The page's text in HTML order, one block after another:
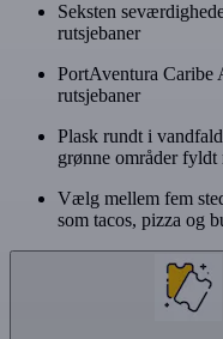
Seksten
rutsjebaner
PortAventura Caribe
rutsjebaner
Plask rundt i
grønne områder fyldt
Vælg mellem fem
som tacos, pizza og